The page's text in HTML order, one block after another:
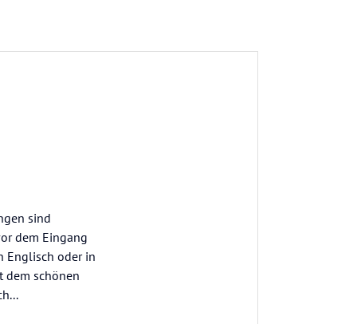
sind
dem Eingang
Englisch oder in
dem schönen